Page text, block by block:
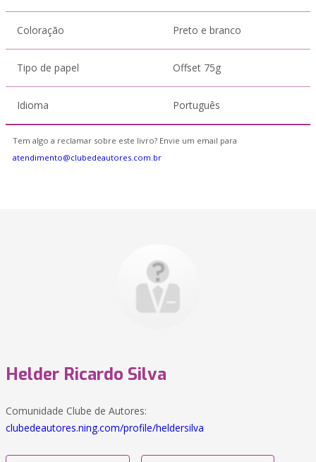
Coloração Preto e branco
Tipo de papel Offset 75g
Idioma Português
Tem algo a reclamar sobre este livro? Envie um email para
atendimento@clubedeautores.com.br
Helder Ricardo Silva
Comunidade Clube de Autores:
clubedeautores.ning.com/profile/heldersilva